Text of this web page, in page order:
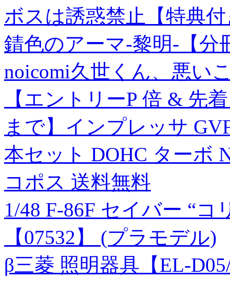
ボスは誘惑禁止【特典
錆色のアーマ-黎明-【分
noicomi久世くん、悪い
【エントリーP 倍 & 先
まで】インプレッサ
本セット DOHC ターボ
コポス 送料無料
1/48 F-86F セイバー “
【07532】 (プラモデル)
β三菱 照明器具【EL-